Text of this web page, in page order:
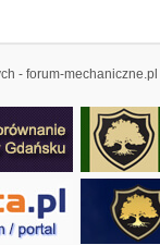
- forum-mechaniczne.pl